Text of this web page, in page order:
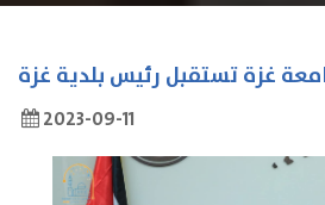
غزة تستقبل رئيس بلدية غزة
2023-09-11